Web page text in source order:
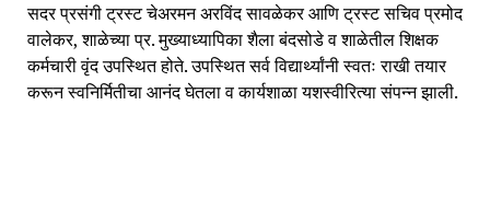
सदर प्रसंगी ट्रस्ट चेअरमन अरविंद सावळेकर आणि ट्रस्ट सचिव प्रमोद
वालेकर, शाळेच्या प्र. मुख्याध्यापिका शैला बंदसोडे व शाळेतील शिक्षक
कर्मचारी वृंद उपस्थित होते. उपस्थित सर्व विद्यार्थ्यांनी स्वतः राखी तयार
करून स्वनिर्मितीचा आनंद घेतला व कार्यशाळा यशस्वीरित्या संपन्न झाली.